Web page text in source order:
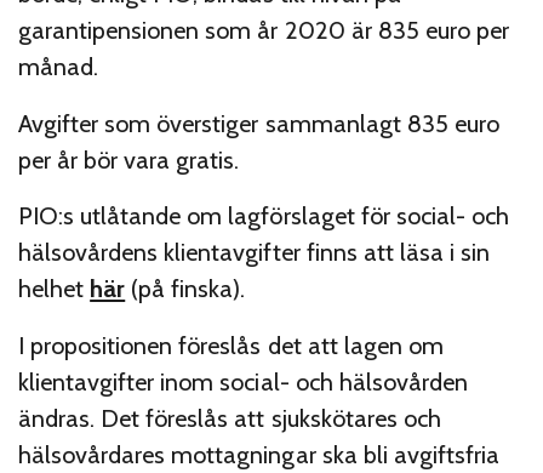
garantipensionen som år 2020 är 835 euro per
månad.
Avgifter som överstiger sammanlagt 835 euro
per år bör vara gratis.
PIO:s utlåtande om lagförslaget för social- och
hälsovårdens klientavgifter finns att läsa i sin
helhet här (på finska).
I propositionen föreslås det att lagen om
klientavgifter inom social- och hälsovården
ändras. Det föreslås att sjukskötares och
hälsovårdares mottagningar ska bli avgiftsfria